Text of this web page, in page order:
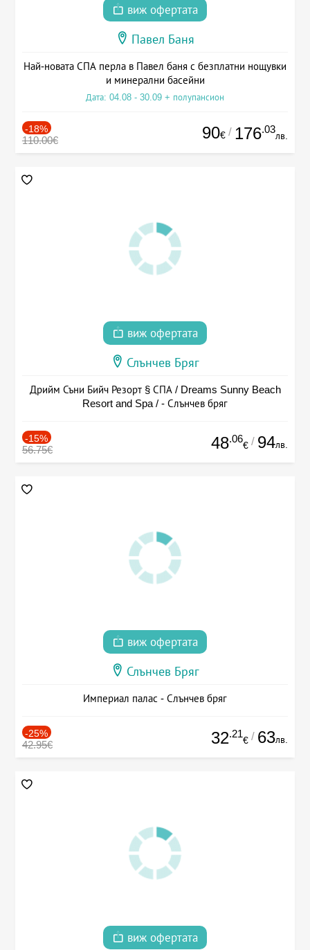
виж офертата
Павел Баня
Най-новата СПА перла в Павел баня с безплатни нощувки
и минерални басейни
Дата: 04.08 - 30.09 + полупансион
-18%
110.00€ 90€ / 176.03
лв.
виж офертата
Слънчев Бряг
Дрийм Съни Бийч Резорт § СПА / Dreams Sunny Beach
Resort and Spa / - Слънчев бряг
-15%
56.75€ 48.06
€ / 94лв.
виж офертата
Слънчев Бряг
Империал палас - Слънчев бряг
-25%
42.95€ 32.21
€ / 63лв.
виж офертата